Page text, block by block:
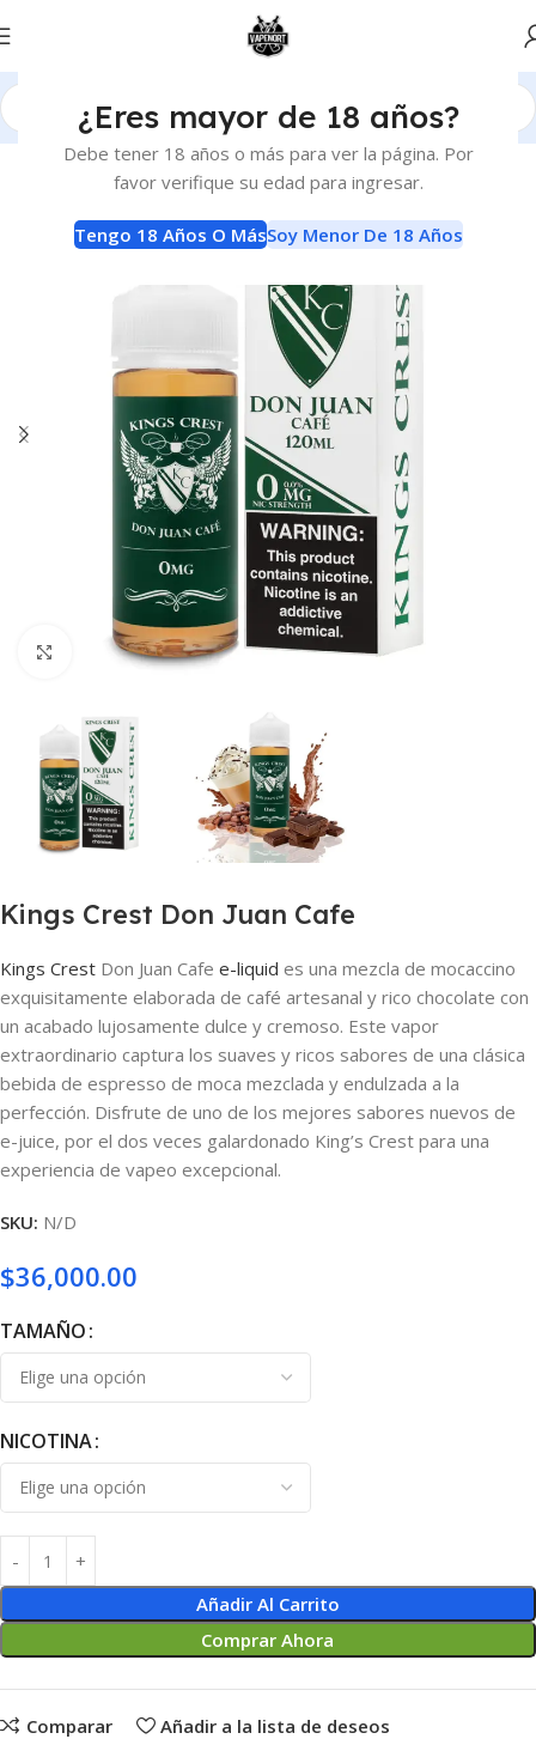
¿Eres mayor de 18 años?
Debe tener 18 años o más para ver la página. Por
favor verifique su edad para ingresar.
Tengo 18 Años O MásSoy Menor De 18 Años
Inicio E-Liquids E-Liquids
Haga clic para ampliar
Kings Crest Don Juan Cafe
Kings Crest Don Juan Cafe e-liquid es una mezcla de mocaccino
exquisitamente elaborada de café artesanal y rico chocolate con
un acabado lujosamente dulce y cremoso. Este vapor
extraordinario captura los suaves y ricos sabores de una clásica
bebida de espresso de moca mezclada y endulzada a la
perfección. Disfrute de uno de los mejores sabores nuevos de
e-juice, por el dos veces galardonado King’s Crest para una
experiencia de vapeo excepcional.
SKU: N/D
$36,000.00
TAMAÑO
NICOTINA
Añadir Al Carrito
Comprar Ahora
Comparar Añadir a la lista de deseos